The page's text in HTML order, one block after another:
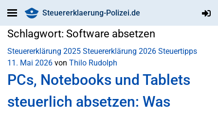
Steuererklaerung-Polizei.de
Schlagwort: Software absetzen
Steuererklärung 2025 Steuererklärung 2026 Steuertipps
11. Mai 2026 von Thilo Rudolph
PCs, Notebooks und Tablets
steuerlich absetzen: Was